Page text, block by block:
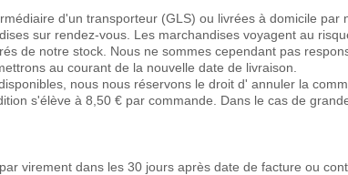
d'un transporteur (GLS) ou livrées à domicile par
sur rendez-vous. Les marchandises voyagent au
de notre stock. Nous ne sommes cependant pas
au courant de la nouvelle date de livraison.
nous nous réservons le droit d' annuler la
s'élève à 8,50 € par commande. Dans le cas de
virement dans les 30 jours après date de facture ou